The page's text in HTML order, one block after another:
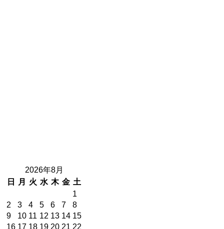
2026年8月
日
月 火 水 木 金 土
1
2
3 4 5 6 7
8
9
10 11 12 13 14 15
16 17 18 19 20 21 22